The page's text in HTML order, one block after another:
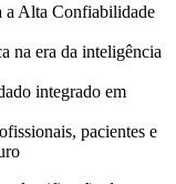
a Alta Confiabilidade
na era da inteligência
integrado em
pacientes e